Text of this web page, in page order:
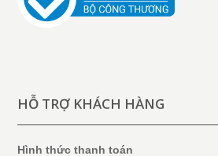
HỖ TRỢ KHÁCH HÀNG
Hình thức thanh toán